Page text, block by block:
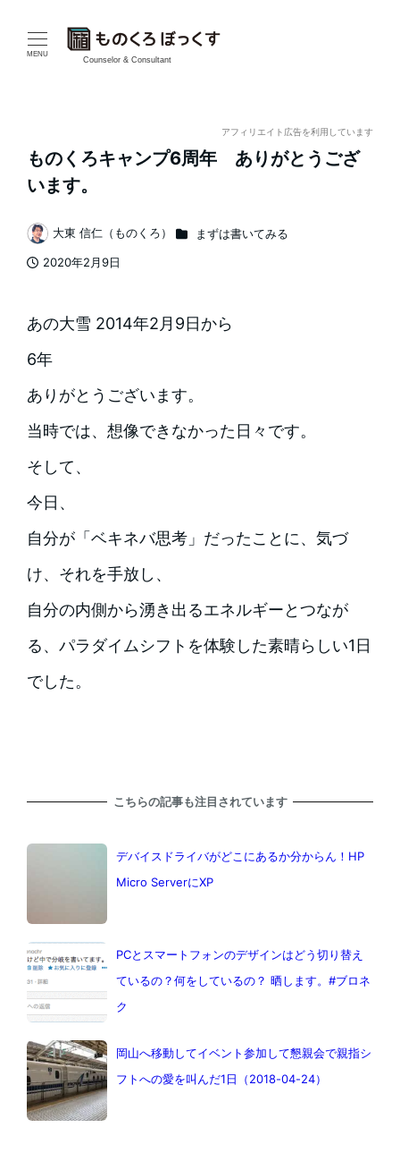
MENU
Counselor & Consultant
アフィリエイト広告を利用しています
ものくろキャンプ6周年 ありがとうござ
います。
2020年2月9日
著
者
大東 信仁（ものくろ） カテゴリー
まずは書いてみる
あの大雪 2014年2月9日から
6年
ありがとうございます。
当時では、想像できなかった日々です。
そして、
今日、
自分が「ベキネバ思考」だったことに、気づ
け、それを手放し、
自分の内側から湧き出るエネルギーとつなが
る、パラダイムシフトを体験した素晴らしい1日
でした。
こちらの記事も注目されています
デバイスドライバがどこにあるか分からん！HP
Micro ServerにXP
PCとスマートフォンのデザインはどう切り替え
ているの？何をしているの？ 晒します。#ブロネ
ク
岡山へ移動してイベント参加して懇親会で親指シ
フトへの愛を叫んだ1日（2018-04-24）